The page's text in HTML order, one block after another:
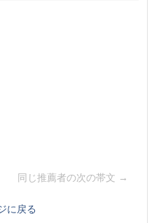
同じ推薦者の次の帯文 →
に戻る